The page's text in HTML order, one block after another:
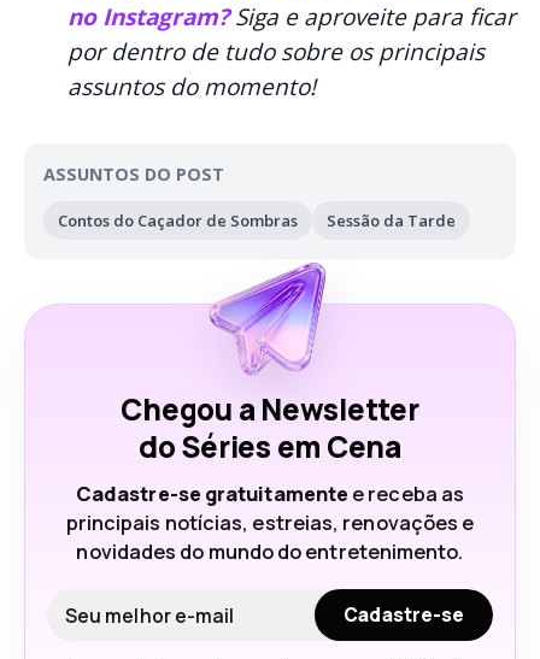
no Instagram? Siga e aproveite para ficar
por dentro de tudo sobre os principais
assuntos do momento!
ASSUNTOS DO POST
Contos do Caçador de Sombras Sessão da Tarde
Chegou a Newsletter
do Séries em Cena
Cadastre-se gratuitamente e receba as
principais notícias, estreias, renovações e
novidades do mundo do entretenimento.
Seu e-mail
Cadastre-se